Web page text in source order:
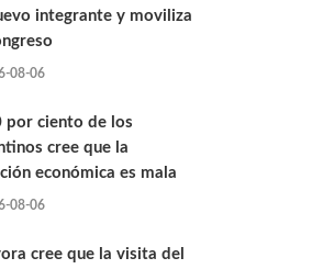
integrante y moviliza
08-06
por ciento de los
cree que la
económica es mala
08-06
cree que la visita del